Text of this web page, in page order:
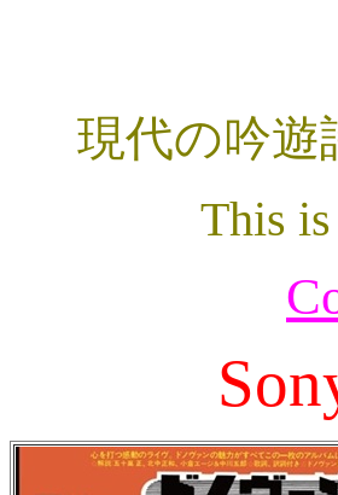
現代の吟遊
This